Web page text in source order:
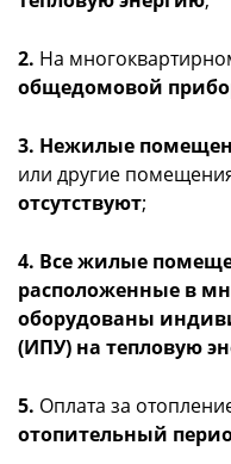
2. На
общедомовой
3. Нежилые
или другие
отсутствуют;
4. Все жилые
расположенные в
оборудованы
(ИПУ) на тепловую
5. Оплата за
отопительный